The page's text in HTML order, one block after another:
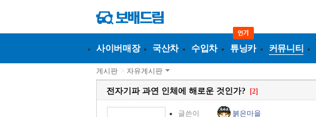
사이버매장 국산차 수입차 튜닝카 커뮤니티
게시판 > 자유게시판
전자기파 과연 인체에 해로운 것인가? [2]
글쓴이
붉은마을